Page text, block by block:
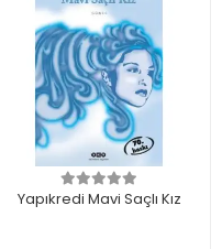
Yapıkredi Mavi Saçlı Kız